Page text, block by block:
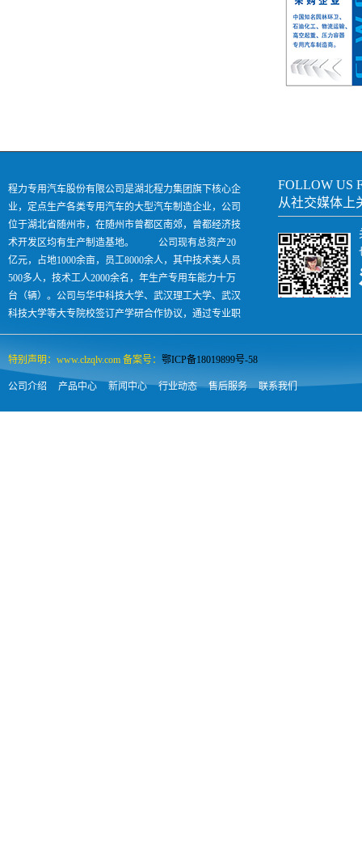
程力专用汽车股份有限公司是湖北程力集团旗下核心企
业，定点生产各类专用汽车的大型汽车制造企业，公司
位于湖北省随州市，在随州市曾都区南郊，曾都经济技
术开发区均有生产制造基地。 公司现有总资产20
亿元，占地1000余亩，员工8000余人，其中技术类人员
500多人，技术工人2000余名，年生产专用车能力十万
台（辆）。公司与华中科技大学、武汉理工大学、武汉
科技大学等大专院校签订产学研合作协议，通过专业职
业技术培训每年向社会输出各类汽车人才500余人，是
FOLLOW US
从社交媒体上
特别声明：www.clzqlv.com 备案号： 鄂ICP备18019899号-58
公司介绍 产品中心 新闻中心 行业动态 售后服务 联系我们